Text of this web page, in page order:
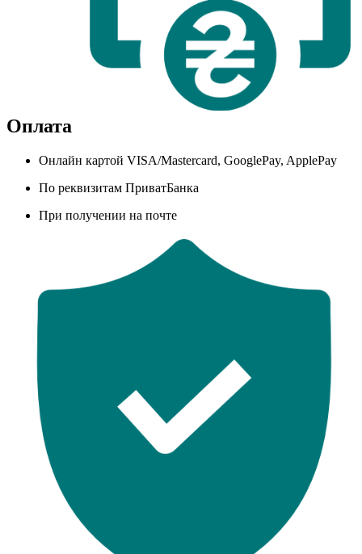
Оплата
Онлайн картой VISA/Mastercard, GooglePay, ApplePay
По реквизитам ПриватБанка
При получении на почте